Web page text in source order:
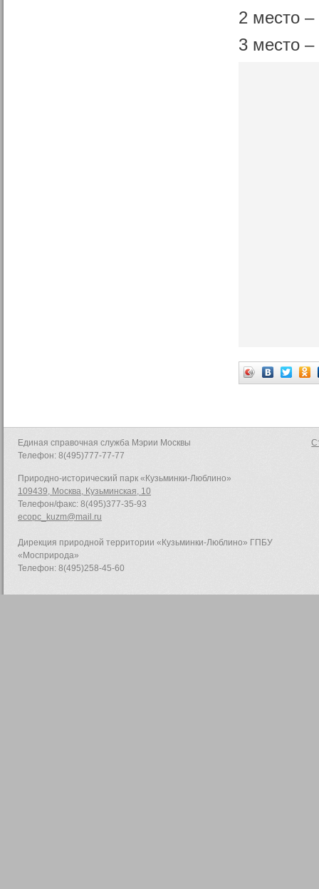
2 место
3 место
Единая справочная служба Мэрии Москвы
Телефон: 8(495)777-77-77
Природно-исторический парк «Кузьминки-Люблино»
109439, Москва, Кузьминская, 10
Телефон/факс: 8(495)377-35-93
ecopc_kuzm@mail.ru
Дирекция природной территории «Кузьминки-Люблино» ГПБУ
«Мосприрода»
Телефон: 8(495)258-45-60